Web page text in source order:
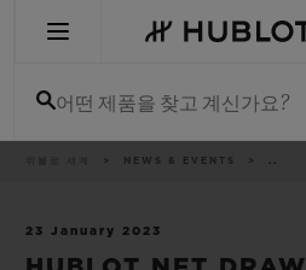
어떤 제품을 찾고 계신가요?
NEWS & EVENTS ..
23 January 2023